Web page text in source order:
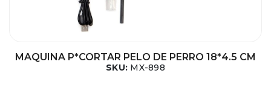
MAQUINA P*CORTAR PELO DE PERRO 18*4.5 CM
SKU: MX-898